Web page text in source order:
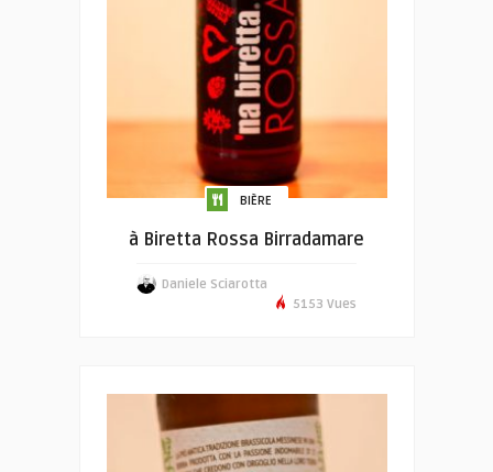
BIÈRE
à Biretta Rossa Birradamare
Daniele Sciarotta
5153 Vues